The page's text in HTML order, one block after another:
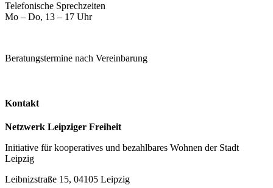
Telefonische Sprechzeiten
Mo – Do, 13 – 17 Uhr
Beratungstermine nach Vereinbarung
Kontakt
Netzwerk Leipziger Freiheit
Initiative für kooperatives und bezahlbares Wohnen der Stadt
Leipzig
Leibnizstraße 15, 04105 Leipzig